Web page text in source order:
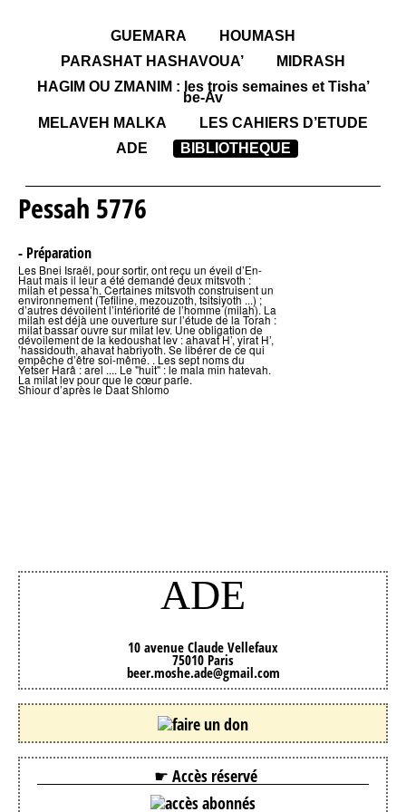
GUEMARA
HOUMASH
PARASHAT HASHAVOUA’
MIDRASH
HAGIM OU ZMANIM : les trois semaines et Tisha’
be-Av
MELAVEH MALKA
LES CAHIERS D’ETUDE
ADE
BIBLIOTHEQUE
Pessah 5776
- Préparation
Les Bnei Israël, pour sortir, ont reçu un éveil d’En-
Haut mais il leur a été demandé deux mitsvoth :
milah et pessa’h. Certaines mitsvoth construisent un
environnement (Tefiline, mezouzoth, tsitsiyoth ...) ;
d’autres dévoilent l’intériorité de l’homme (milah). La
milah est déjà une ouverture sur l’étude de la Torah :
milat bassar ouvre sur milat lev. Une obligation de
dévoilement de la kedoushat lev : ahavat H’, yirat H’,
’hassidouth, ahavat habriyoth. Se libérer de ce qui
empêche d’être soi-même. . Les sept noms du
Yetser Harâ : arel .... Le "huit" : le mala min hatevah.
La milat lev pour que le cœur parle.
Shiour d’après le Daat Shlomo
ADE
10 avenue Claude Vellefaux
75010 Paris
beer.moshe.ade@gmail.com
☛ Accès réservé